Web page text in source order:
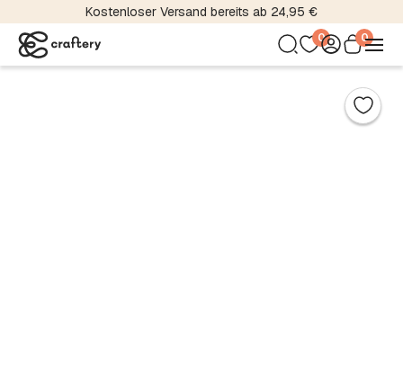
Kostenloser Versand bereits ab 24,95 €
0 0